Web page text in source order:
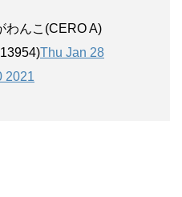
んこ(CERO A)
Thu Jan 28
2021